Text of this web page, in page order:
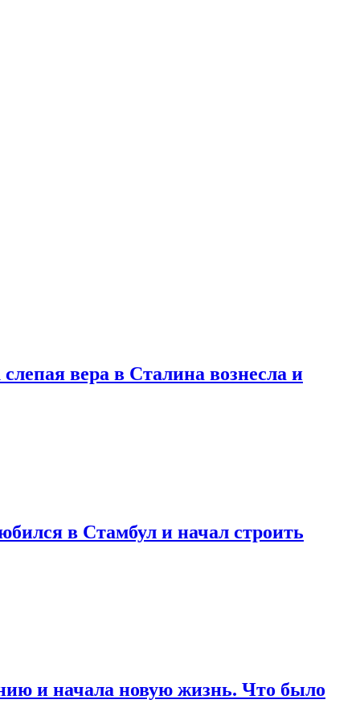
вера в Сталина вознесла и
в Стамбул и начал строить
и начала новую жизнь. Что было